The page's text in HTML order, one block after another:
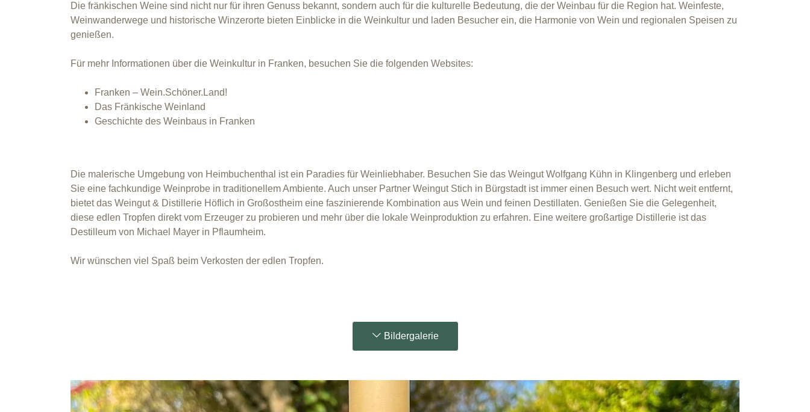
Die fränkischen Weine sind nicht nur für ihren Genuss bekannt, sondern auch für die kulturelle Bedeutung, die der Weinbau für die Region hat. Weinfeste,
Weinwanderwege und historische Winzerorte bieten Einblicke in die Weinkultur und laden Besucher ein, die Harmonie von Wein und regionalen Speisen zu
genießen.
Für mehr Informationen über die Weinkultur in Franken, besuchen Sie die folgenden Websites:
Franken – Wein.Schöner.Land!
Das Fränkische Weinland
Geschichte des Weinbaus in Franken
Die malerische Umgebung von Heimbuchenthal ist ein Paradies für Weinliebhaber. Besuchen Sie das Weingut Wolfgang Kühn in Klingenberg und erleben
Sie eine fachkundige Weinprobe in traditionellem Ambiente. Auch unser Partner Weingut Stich in Bürgstadt ist immer einen Besuch wert. Nicht weit entfernt,
bietet das Weingut & Distillerie Höflich in Großostheim eine faszinierende Kombination aus Wein und feinen Destillaten. Genießen Sie die Gelegenheit,
diese edlen Tropfen direkt vom Erzeuger zu probieren und mehr über die lokale Weinproduktion zu erfahren. Eine weitere großartige Distillerie ist das
Destilleum von Michael Mayer in Pflaumheim.
Wir wünschen viel Spaß beim Verkosten der edlen Tropfen.
Bildergalerie